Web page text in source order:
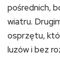
pośrednich,
wiatru.
osprzętu,
luzów i bez